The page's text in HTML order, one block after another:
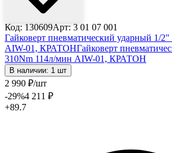
Код: 130609Арт: 3 01 07 001
Гайковерт пневматический ударный 1/
AIW-01, КРАТОНГайковерт
310Nm 114л/мин AIW-01, КРАТОН
В наличии: 1 шт
2 990 ₽/шт
-29%4 211 ₽
+89.7